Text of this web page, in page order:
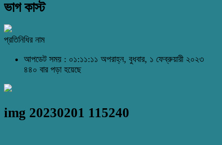
ভাগ কাস্ট
প্রতিনিধির নাম
আপডেট সময় : ০১:১১:১১ অপরাহ্ন, বুধবার, ১ ফেব্রুয়ারী ২০২৩
৪৪০ বার পড়া হয়েছে
img 20230201 115240